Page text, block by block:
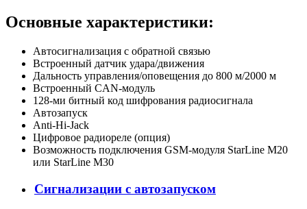
Основные характеристики:
Автосигнализация с обратной связью
Встроенный датчик удара/движения
Дальность управления/оповещения до 800 м/2000 м
Встроенный CAN-модуль
128-ми битный код шифрования радиосигнала
Автозапуск
Anti-Hi-Jack
Цифровое радиореле (опция)
Возможность подключения GSM-модуля StarLine M20
или StarLine M30
Сигнализации с автозапуском